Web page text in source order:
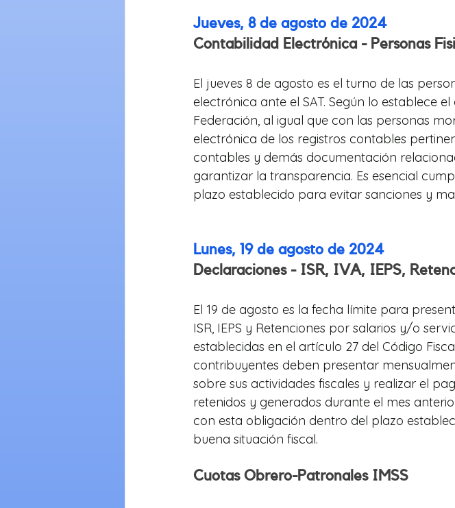
Jueves, 8 de agosto de 2024
Contabilidad Electrónica - Personas
El jueves 8 de agosto es el turno de las
electrónica ante el SAT. Según lo establece
Federación, al igual que con las personas
electrónica de los registros contables
contables y demás documentación
garantizar la transparencia. Es esencial
plazo establecido para evitar sanciones y
Lunes, 19 de agosto de 2024
Declaraciones - ISR, IVA, IEPS,
El 19 de agosto es la fecha límite para
ISR, IEPS y Retenciones por salarios y/o
establecidas en el artículo 27 del Código
contribuyentes deben presentar
sobre sus actividades fiscales y realizar el
retenidos y generados durante el mes
con esta obligación dentro del plazo
buena situación fiscal.
Cuotas Obrero-Patronales IMSS